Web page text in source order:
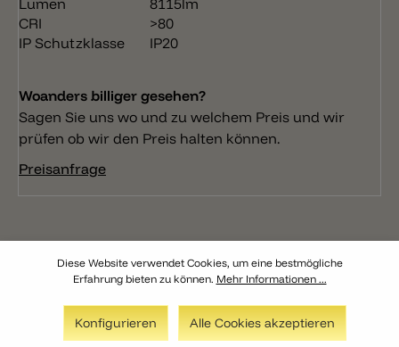
CRI
>80
IP Schutzklasse
IP20
Woanders billiger gesehen?
Sagen Sie uns wo und zu welchem Preis und wir
prüfen ob wir den Preis halten können.
Preisanfrage
Diese Website verwendet Cookies, um eine bestmögliche
Erfahrung bieten zu können. Mehr Informationen ...
Konfigurieren Alle Cookies akzeptieren